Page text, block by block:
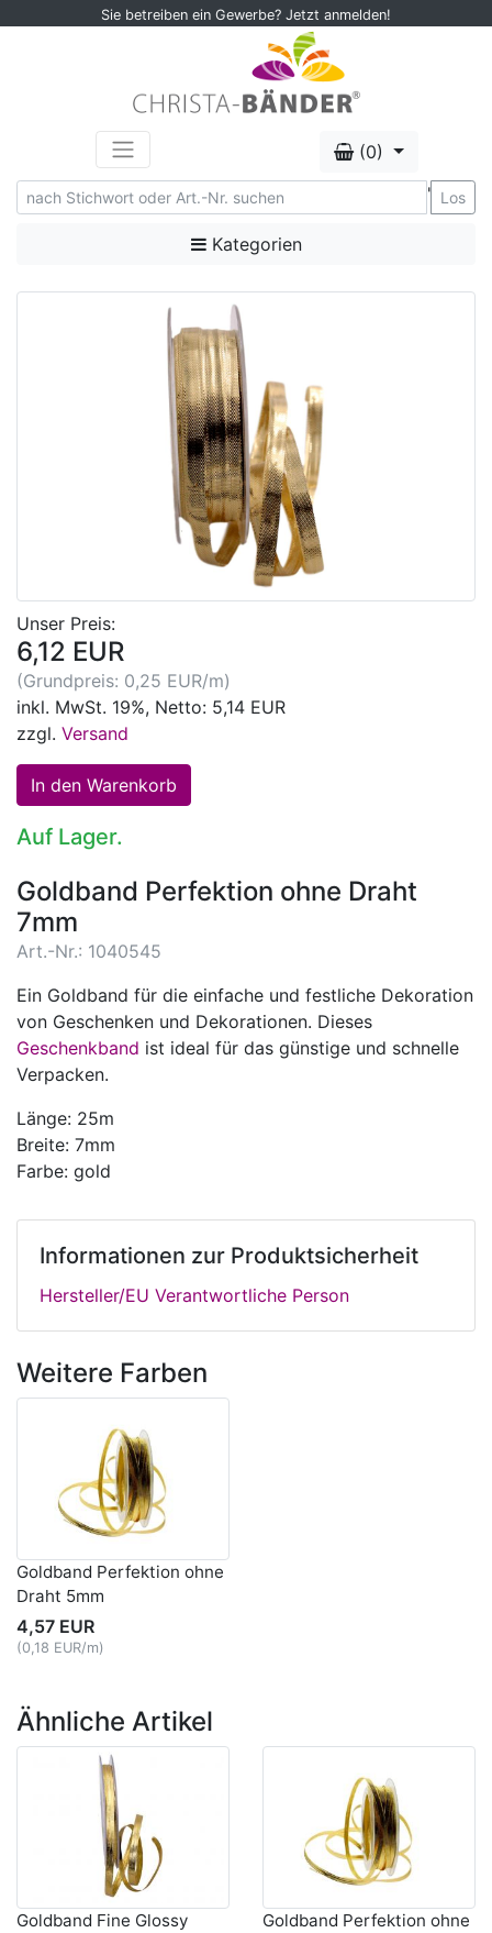
Sie betreiben ein Gewerbe? Jetzt anmelden!
(0)
' Los
Kategorien
Unser Preis:
6,12 EUR
(Grundpreis: 0,25 EUR/m)
inkl. MwSt. 19%, Netto: 5,14 EUR
zzgl. Versand
Auf Lager.
Goldband Perfektion ohne Draht
7mm
Art.-Nr.: 1040545
Ein Goldband für die einfache und festliche Dekoration
von Geschenken und Dekorationen. Dieses
Geschenkband ist ideal für das günstige und schnelle
Verpacken.
Länge: 25m
Breite: 7mm
Farbe: gold
Informationen zur Produktsicherheit
Hersteller/EU Verantwortliche Person
Weitere Farben
Goldband Perfektion ohne
Draht 5mm
4,57 EUR
(0,18 EUR/m)
Ähnliche Artikel
Goldband Fine Glossy
Goldband Perfektion ohne